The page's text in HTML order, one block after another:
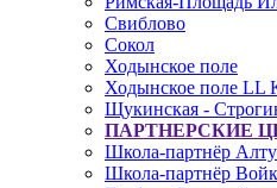
Свиблово
Сокол
Ходынское поле
Ходынское поле LL
Щукинская -
ПАРТНЕРСКИЕ
Школа-партнёр
Школа-партнёр